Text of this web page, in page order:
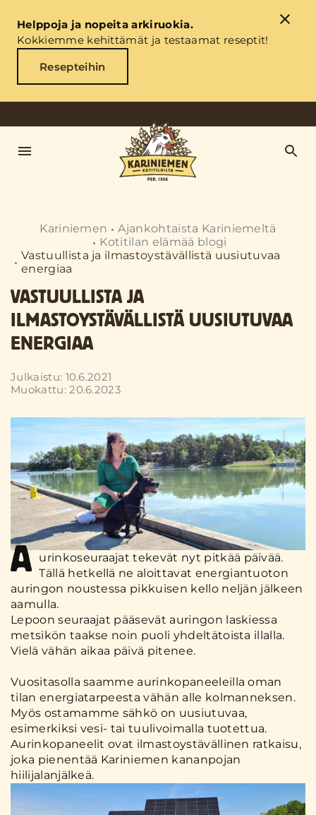
Helppoja ja nopeita arkiruokia.
Kokkiemme kehittämät ja testaamat reseptit!
Resepteihin
Kariniemen
Ajankohtaista Kariniemeltä
Kotitilan elämää blogi
Vastuullista ja ilmastoystävällistä uusiutuvaa
energiaa
VASTUULLISTA JA
ILMASTOYSTÄVÄLLISTÄ UUSIUTUVAA
ENERGIAA
Julkaistu: 10.6.2021
Muokattu: 20.6.2023
A urinkoseuraajat tekevät nyt pitkää päivää.
Tällä hetkellä ne aloittavat energiantuoton
auringon noustessa pikkuisen kello neljän jälkeen
aamulla.
Lepoon seuraajat pääsevät auringon laskiessa
metsikön taakse noin puoli yhdeltätoista illalla.
Vielä vähän aikaa päivä pitenee.
Vuositasolla saamme aurinkopaneeleilla oman
tilan energiatarpeesta vähän alle kolmanneksen.
Myös ostamamme sähkö on uusiutuvaa,
esimerkiksi vesi- tai tuulivoimalla tuotettua.
Aurinkopaneelit ovat ilmastoystävällinen ratkaisu,
joka pienentää Kariniemen kananpojan
hiilijalanjälkeä.